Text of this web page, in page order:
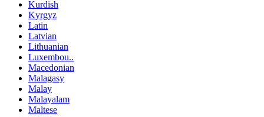
Kurdish
Kyrgyz
Latin
Latvian
Lithuanian
Luxembou..
Macedonian
Malagasy
Malay
Malayalam
Maltese